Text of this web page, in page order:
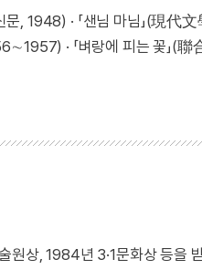
, 1948) · 「샌님 마님」(現代
· 「벼랑에 피는 꽃」(
상, 1984년 3·1문화상 등을